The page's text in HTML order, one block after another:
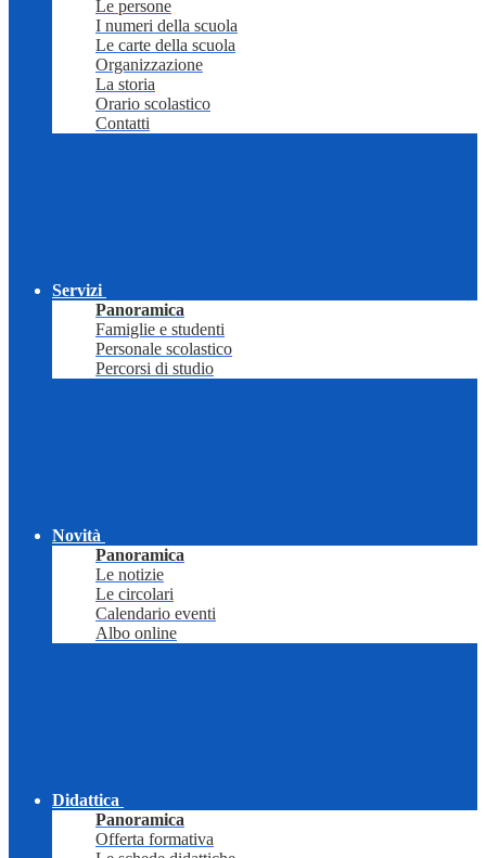
Le persone
I numeri della scuola
Le carte della scuola
Organizzazione
La storia
Orario scolastico
Contatti
Servizi
Panoramica
Famiglie e studenti
Personale scolastico
Percorsi di studio
Novità
Panoramica
Le notizie
Le circolari
Calendario eventi
Albo online
Didattica
Panoramica
Offerta formativa